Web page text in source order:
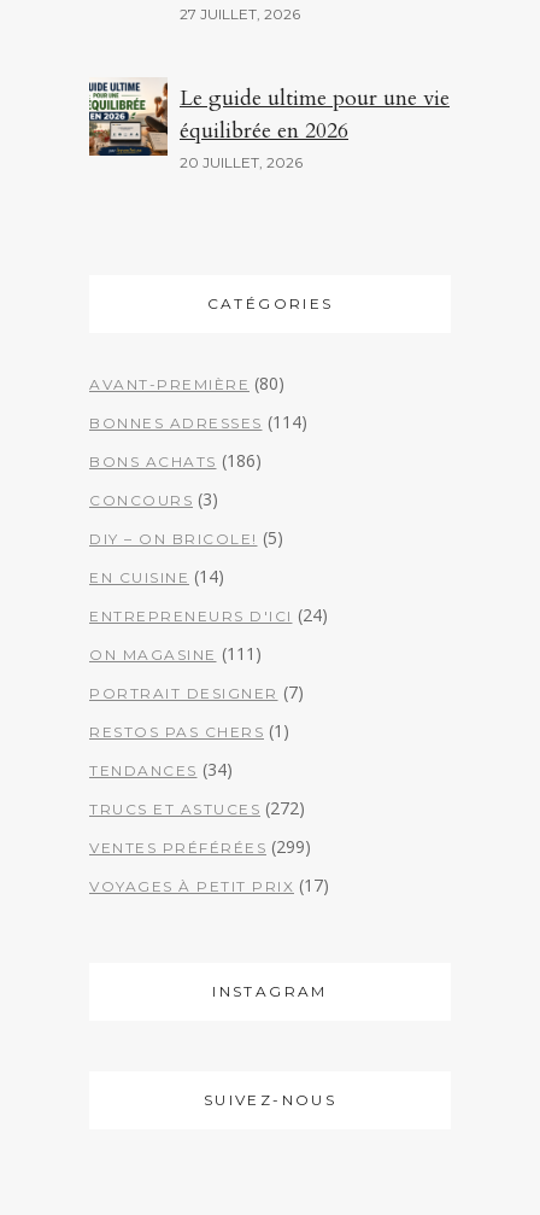
27 JUILLET, 2026
Le guide ultime pour une vie
équilibrée en 2026
20 JUILLET, 2026
CATÉGORIES
AVANT-PREMIÈRE (80)
BONNES ADRESSES (114)
BONS ACHATS (186)
CONCOURS (3)
DIY – ON BRICOLE! (5)
EN CUISINE (14)
ENTREPRENEURS D'ICI (24)
ON MAGASINE (111)
PORTRAIT DESIGNER (7)
RESTOS PAS CHERS (1)
TENDANCES (34)
TRUCS ET ASTUCES (272)
VENTES PRÉFÉRÉES (299)
VOYAGES À PETIT PRIX (17)
INSTAGRAM
SUIVEZ-NOUS